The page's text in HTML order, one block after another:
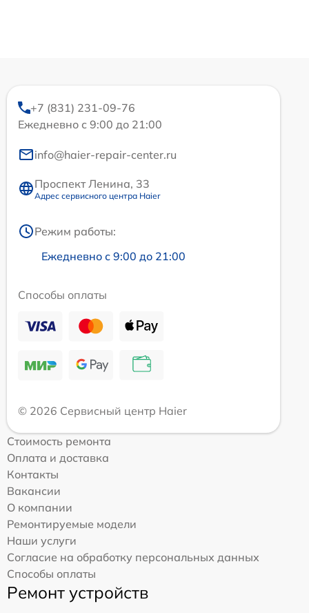
+7 (831) 231-09-76
Ежедневно с 9:00 до 21:00
info@haier-repair-center.ru
Проспект Ленина, 33
Адрес сервисного центра Haier
Режим работы:
Ежедневно с 9:00 до 21:00
Способы оплаты
© 2026 Сервисный центр Haier
Стоимость ремонта
Оплата и доставка
Контакты
Вакансии
О компании
Ремонтируемые модели
Наши услуги
Согласие на обработку персональных данных
Способы оплаты
Ремонт устройств